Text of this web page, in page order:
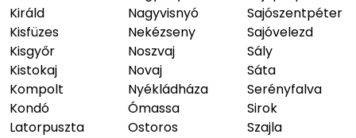
Királd
Kisfüzes
Kisgyőr
Kistokaj
Kompolt
Kondó
Latorpuszta
Nagyvisnyó
Nekézseny
Noszvaj
Novaj
Nyékládháza
Ómassa
Ostoros
Sajószentpéter
Sajóvelezd
Sály
Sáta
Serényfalva
Sirok
Szajla